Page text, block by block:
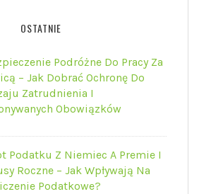
OSTATNIE
Podróżne Do Pracy Za
– Jak Dobrać Ochronę Do
Zatrudnienia I
Obowiązków
Podatku Z Niemiec A Premie I
Roczne – Jak Wpływają Na
Podatkowe?